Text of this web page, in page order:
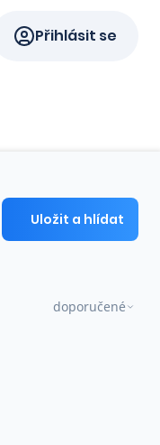
Přihlásit se
Uložit a hlídat
doporučené